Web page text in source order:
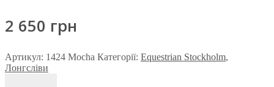
2 650 грн
Артикул: 1424 Mocha Категорії: Equestrian Stockholm,
Лонгсліви